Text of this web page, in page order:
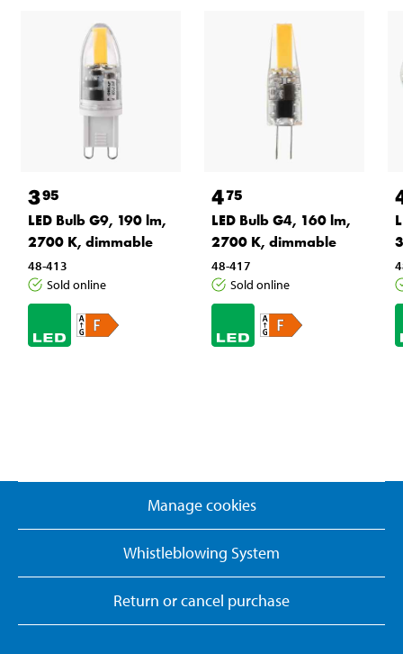
395
LED Bulb G9, 190 lm,
2700 K, dimmable
48-413
Sold online
475
LED Bulb G4, 160 lm,
2700 K, dimmable
48-417
Sold online
Manage cookies
Whistleblowing System
Return or cancel purchase